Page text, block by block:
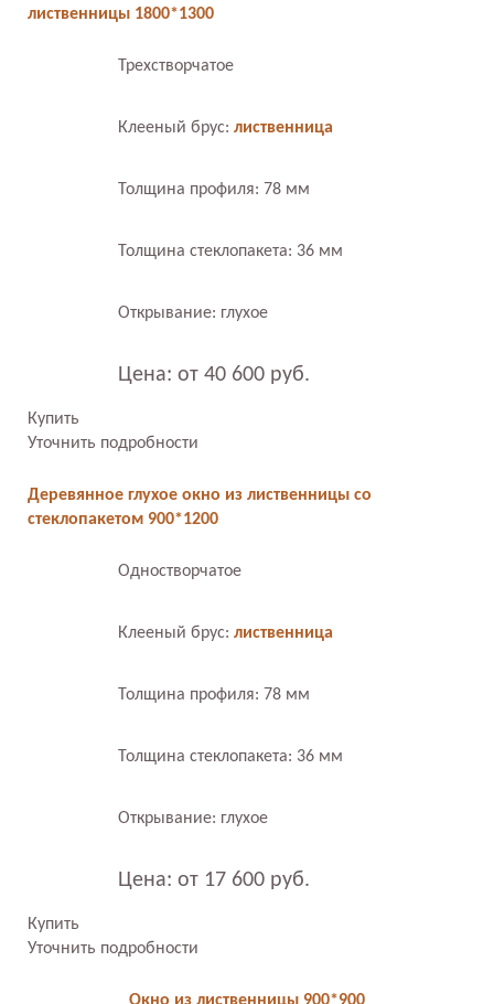
лиственницы 1800*1300
Трехстворчатое
Клееный брус: лиственница
Толщина профиля: 78 мм
Толщина стеклопакета: 36 мм
Открывание: глухое
Цена: от 40 600 руб.
Купить
Уточнить подробности
Деревянное глухое окно из лиственницы со
стеклопакетом 900*1200
Одностворчатое
Клееный брус: лиственница
Толщина профиля: 78 мм
Толщина стеклопакета: 36 мм
Открывание: глухое
Цена: от 17 600 руб.
Купить
Уточнить подробности